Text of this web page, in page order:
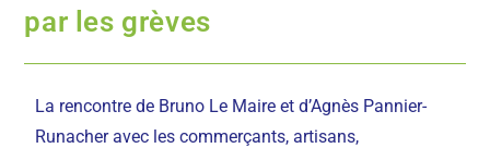
par les grèves
La rencontre de Bruno Le Maire et d’Agnès Pannier-
Runacher avec les commerçants, artisans,